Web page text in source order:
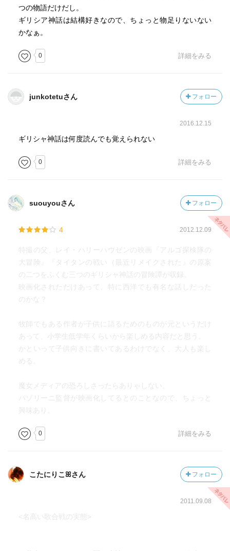
つの物語だけだし。
ギリシア神話は結構好きなので、ちょっと物足りないない
かなぁ。
0 詳細をみる
junkotetuさん フォロー
2016.12.15
ギリシャ神話は何度読んでも覚えられない
0 詳細をみる
suouyouさん フォロー
4 2012.12.09
特撮の父、レイ・ハリーハウゼンの映画『アルゴ探検隊の
大冒険』『タイタンの戦い（最近リメイクされた』の原案
の二つをふくむ三つのギリシャ神話の冒険譚が収録。
映画化されただけあって、特に西洋でも有名な話しだった
のかな？
牧師でもある作者が子供に語るためのものが元というだけ
あって、小学生低学年くらいから楽しめる内容だと思う。
かといって子供向きに書いてあるわけでなく、大人も楽し
める。
魔女メディアの恐ろしさったらありゃしない。
パゾリーニ監督が映画化してるとのことなので、ちょっと
興味あり。
0 詳細をみる
こたにりこꕤさん フォロー
2011.09.08
<名高い歌合戦の実態>